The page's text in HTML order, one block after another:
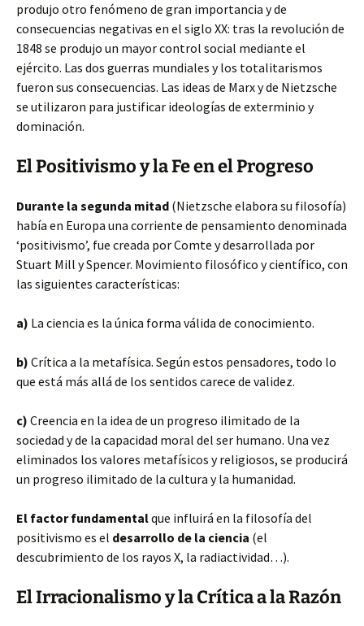
produjo otro fenómeno de gran importancia y de
consecuencias negativas en el siglo XX: tras la revolución de
1848 se produjo un mayor control social mediante el
ejército. Las dos guerras mundiales y los totalitarismos
fueron sus consecuencias. Las ideas de Marx y de Nietzsche
se utilizaron para justificar ideologías de exterminio y
dominación.
El Positivismo y la Fe en el Progreso
Durante la segunda mitad (Nietzsche elabora su filosofía)
había en Europa una corriente de pensamiento denominada
‘positivismo’, fue creada por Comte y desarrollada por
Stuart Mill y Spencer. Movimiento filosófico y científico, con
las siguientes características:
a) La ciencia es la única forma válida de conocimiento.
b) Crítica a la metafísica. Según estos pensadores, todo lo
que está más allá de los sentidos carece de validez.
c) Creencia en la idea de un progreso ilimitado de la
sociedad y de la capacidad moral del ser humano. Una vez
eliminados los valores metafísicos y religiosos, se producirá
un progreso ilimitado de la cultura y la humanidad.
El factor fundamentalque influirá en la filosofía del
positivismo es el desarrollo de la ciencia (el
descubrimiento de los rayos X, la radiactividad…).
El Irracionalismo y la Crítica a la Razón